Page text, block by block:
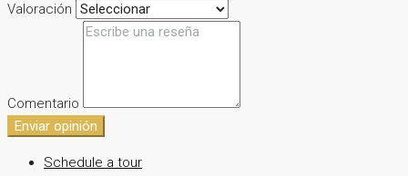
Valoración
Comentario
Enviar opinión
Schedule a tour